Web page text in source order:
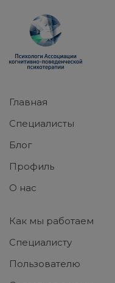
Главная
Специалисты
Блог
Профиль
О нас
Как мы работаем
Специалисту
Пользователю